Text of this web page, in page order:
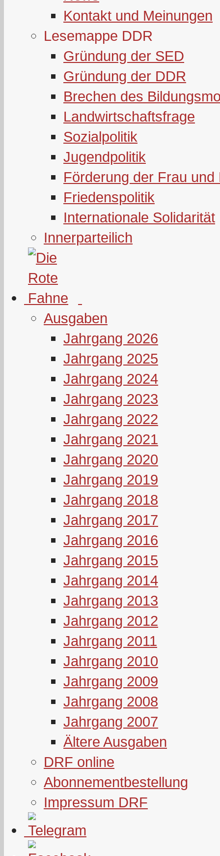
Kontakt und Meinungen
Lesemappe DDR
Gründung der SED
Gründung der DDR
Brechen des
Landwirtschaftsfrage
Sozialpolitik
Jugendpolitik
Förderung der Frau und
Friedenspolitik
Internationale Solidarität
Innerparteilich
Ausgaben
Jahrgang 2026
Jahrgang 2025
Jahrgang 2024
Jahrgang 2023
Jahrgang 2022
Jahrgang 2021
Jahrgang 2020
Jahrgang 2019
Jahrgang 2018
Jahrgang 2017
Jahrgang 2016
Jahrgang 2015
Jahrgang 2014
Jahrgang 2013
Jahrgang 2012
Jahrgang 2011
Jahrgang 2010
Jahrgang 2009
Jahrgang 2008
Jahrgang 2007
Ältere Ausgaben
DRF online
Abonnementbestellung
Impressum DRF